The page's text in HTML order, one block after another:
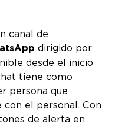
canal de
dirigido por
desde el inicio
tiene como
persona que
con el personal. Con
de alerta en